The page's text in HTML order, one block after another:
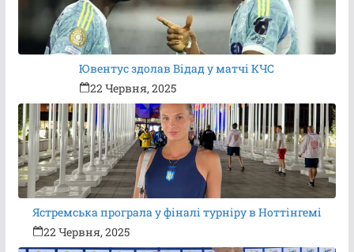
Ювентус здолав Відад у матчі КЧС
22 Червня, 2025
Ястремська програла у фіналі турніру в Ноттінгемі
22 Червня, 2025